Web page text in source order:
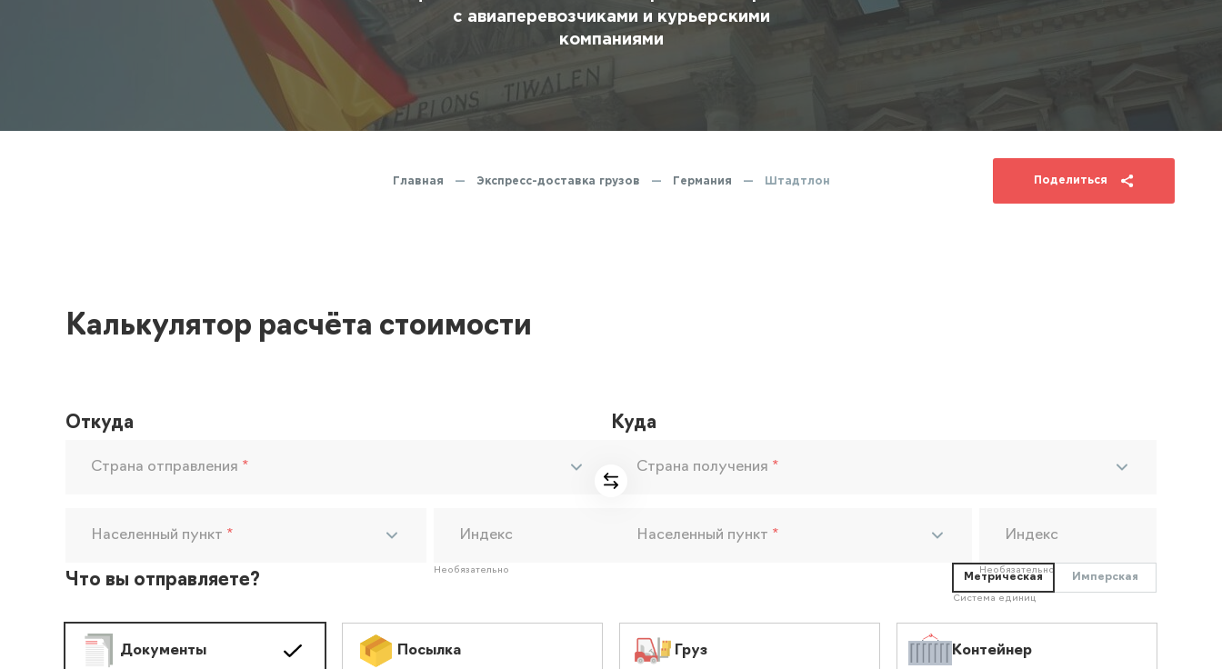
Полезная информация
декларирование
Помощь
с авиаперевозчиками и курьерскими
компаниями
Главная — Экспресс-доставка грузов — Германия — Штадтлон Поделиться
Калькулятор расчёта стоимости
Откуда
Страна отправления *
Населенный пункт * Индекс
Необязательно
Куда
Страна получения *
Населенный пункт * Индекс
Необязательно
Что вы отправляете? Метрическая Имперская
Система единиц
Документы Посылка Груз Контейнер